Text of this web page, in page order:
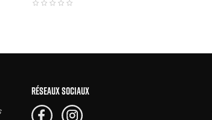
RÉSEAUX SOCIAUX